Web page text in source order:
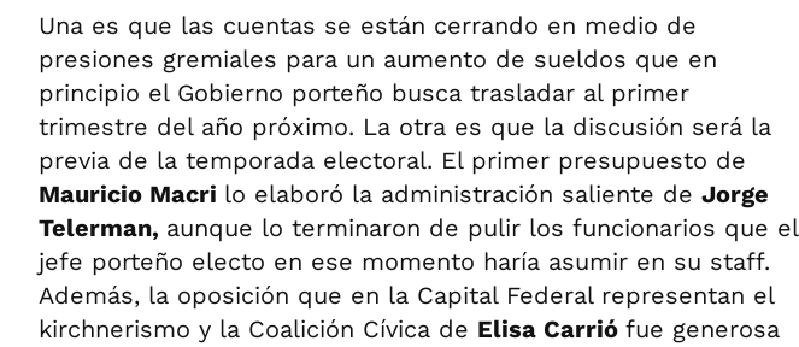
Una es que las cuentas se están cerrando en medio de
presiones gremiales para un aumento de sueldos que en
principio el Gobierno porteño busca trasladar al primer
trimestre del año próximo. La otra es que la discusión será la
previa de la temporada electoral. El primer presupuesto de
Mauricio Macri lo elaboró la administración saliente de Jorge
Telerman, aunque lo terminaron de pulir los funcionarios que el
jefe porteño electo en ese momento haría asumir en su staff.
Además, la oposición que en la Capital Federal representan el
kirchnerismo y la Coalición Cívica de Elisa Carrió fue generosa